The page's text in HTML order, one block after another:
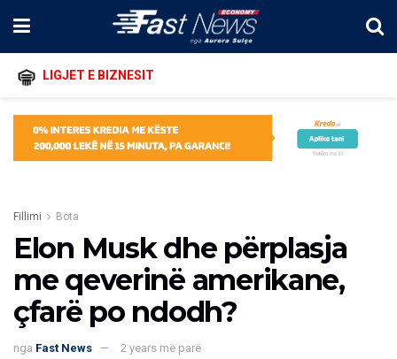
LIGJET E BIZNESIT
Fillimi Bota
Elon Musk dhe përplasja
me qeverinë amerikane,
çfarë po ndodh?
nga Fast News 2 years më parë